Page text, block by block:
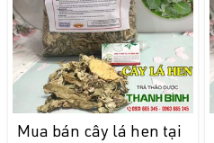
Mua bán cây lá hen tại